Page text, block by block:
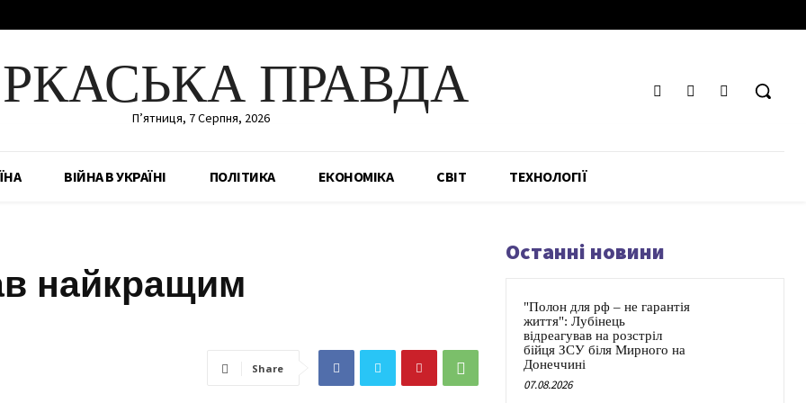
ПРАВДА
П’ятниця, 7 Серпня, 2026
ВІЙНА В УКРАЇНІ ПОЛІТИКА ЕКОНОМІКА СВІТ ТЕХНОЛОГІЇ
найкращим
Share
Останні новини
"Полон для рф – не гарантія
життя": Лубінець
відреагував на розстріл
бійця ЗСУ біля Мирного на
Донеччині
07.08.2026